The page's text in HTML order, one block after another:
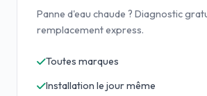
Panne d'eau chaude ? Diagnostic
remplacement express.
Toutes marques
Installation le jour même